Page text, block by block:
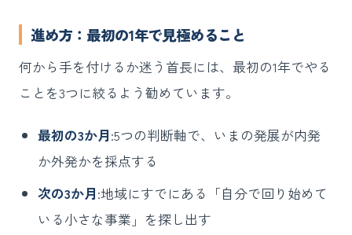
進め方：最初の1年で見極めること
何から手を付けるか迷う首長には、最初の1年でやる
ことを3つに絞るよう勧めています。
最初の3か月:5つの判断軸で、いまの発展が内発
か外発かを採点する
次の3か月:地域にすでにある「自分で回り始めて
いる小さな事業」を探し出す